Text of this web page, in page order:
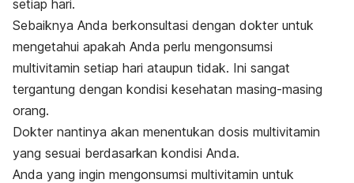
setiap hari.
Sebaiknya Anda berkonsultasi dengan dokter untuk
mengetahui apakah Anda perlu mengonsumsi
multivitamin setiap hari ataupun tidak. Ini sangat
tergantung dengan kondisi kesehatan masing-masing
orang.
Dokter nantinya akan menentukan dosis multivitamin
yang sesuai berdasarkan kondisi Anda.
Anda yang ingin mengonsumsi multivitamin untuk